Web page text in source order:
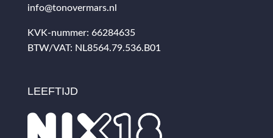
info@tonovermars.nl
KVK-nummer: 66284635
BTW/VAT: NL8564.79.536.B01
LEEFTIJD